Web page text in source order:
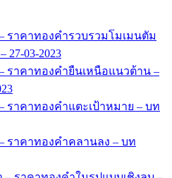
ราคาทองคำรวบรวมโมเมนตัม
27-03-2023
ราคาทองคำยืนเหนือแนวต้าน –
ราคาทองคำแตะเป้าหมาย – บท
ราคาทองคำคลานลง – บท